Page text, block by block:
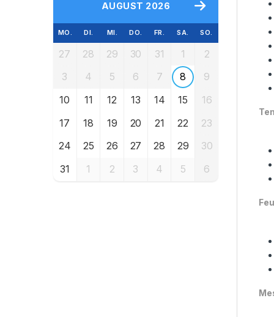
AUGUST 2026
MO. DI. MI. DO. FR. SA. SO.
27 28 29 30 31 1
2
3
4 5 6 7 8
9
10
11 12 13 14 15
16
17
18 19 20 21 22
23
24
25 26 27 28 29
30
31
1 2 3 4 5 6